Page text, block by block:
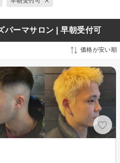
パーマサロン | 早朝受付可
価格が安い順